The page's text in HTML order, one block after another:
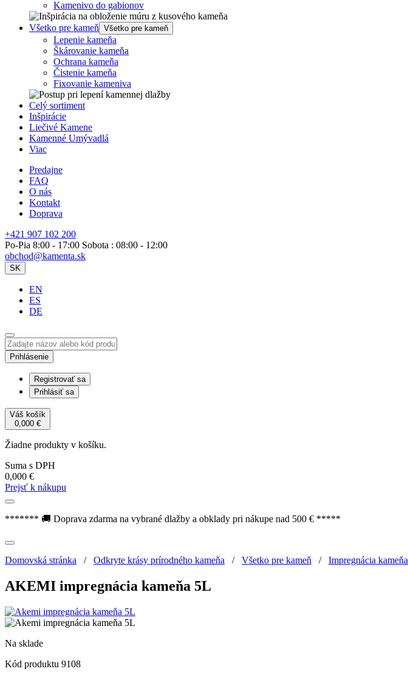
Kamenivo do gabionov
Všetko pre kameň Všetko pre kameň
Lepenie kameňa
Škárovanie kameňa
Ochrana kameňa
Čistenie kameňa
Fixovanie kameniva
Celý sortiment
Inšpirácie
Liečivé Kamene
Kamenné Umývadlá
Viac
Predajne
FAQ
O nás
Kontakt
Doprava
+421 907 102 200
Po-Pia 8:00 - 17:00 Sobota : 08:00 - 12:00
obchod@kamenta.sk
SK
EN
ES
DE
Prihlásenie
Registrovať sa
Prihlásiť sa
Váš košík
0,000 €
Žiadne produkty v košíku.
Suma s DPH
0,000 €
Prejsť k nákupu
******* 🚚 Doprava zdarma na vybrané dlažby a obklady pri nákupe nad 500 € *****
Domovská stránka / Odkryte krásy prírodného kameňa / Všetko pre kameň / Impregnácia kameňa
AKEMI impregnácia kameňa 5L
Na sklade
Kód produktu 9108